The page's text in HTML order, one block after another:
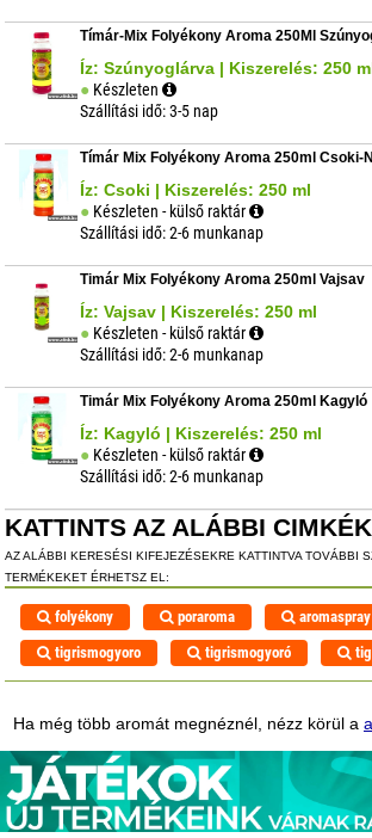
Tímár-Mix Folyékony Aroma 250Ml
Íz: Szúnyoglárva | Kiszerelés: 250
Készleten
Szállítási idő: 3-5 nap
Tímár Mix Folyékony Aroma 250ml Csoki-
Íz: Csoki | Kiszerelés: 250 ml
Készleten - külső raktár
Szállítási idő: 2-6 munkanap
Timár Mix Folyékony Aroma 250ml Vajsav
Íz: Vajsav | Kiszerelés: 250 ml
Készleten - külső raktár
Szállítási idő: 2-6 munkanap
Timár Mix Folyékony Aroma 250ml Kagyló
Íz: Kagyló | Kiszerelés: 250 ml
Készleten - külső raktár
Szállítási idő: 2-6 munkanap
KATTINTS AZ ALÁBBI
AZ ALÁBBI KERESÉSI KIFEJEZÉSEKRE KATTINTVA TOVÁBBI
TERMÉKEKET ÉRHETSZ EL:
folyékony poraroma aromaspray
tigrismogyoro
tigrismogyoró
Ha még több aromát megnéznél, nézz körül a